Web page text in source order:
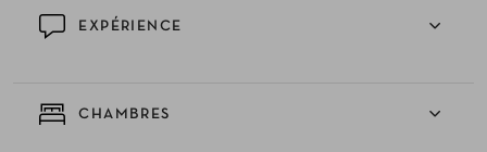
EXPÉRIENCE
CHAMBRES